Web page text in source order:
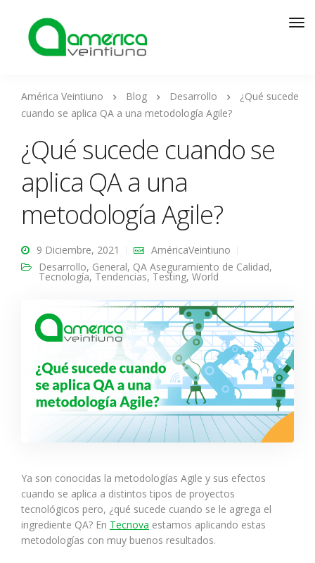
América Veintiuno Blog Desarrollo
¿Qué sucede
cuando se aplica QA a una metodología Agile?
¿Qué sucede cuando se
aplica QA a una
metodología Agile?
9 Diciembre, 2021
AméricaVeintiuno
Desarrollo, General, QA Aseguramiento de Calidad,
Tecnología, Tendencias, Testing, World
Ya son conocidas la metodologías Agile y sus efectos
cuando se aplica a distintos tipos de proyectos
tecnológicos pero, ¿qué sucede cuando se le agrega el
ingrediente QA? En Tecnova estamos aplicando estas
metodologías con muy buenos resultados.